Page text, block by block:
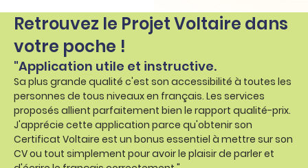
Retrouvez le Projet Voltaire dans
votre poche !
"Application utile et instructive.
Sa plus grande qualité c'est son accessibilité à toutes les
personnes de tous niveaux en français. Les services
proposés allient parfaitement bien le rapport qualité-prix.
J'apprécie cette application parce qu'obtenir son
Certificat Voltaire est un bonus essentiel à mettre sur son
CV ou tout simplement pour avoir le plaisir de parler et